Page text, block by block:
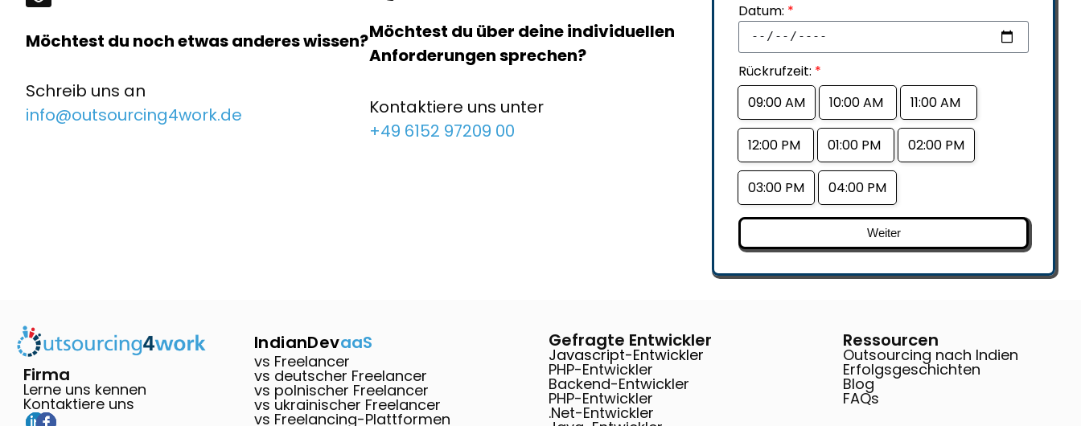
Möchtest du noch etwas anderes wissen?
Schreib uns an
info@outsourcing4work.de
Möchtest du über deine individuellen
Anforderungen sprechen?
Kontaktiere uns unter
+49 6152 97209 00
Datum: *
Rückrufzeit: *
09:00 AM
10:00 AM 11:00 AM
12:00 PM 01:00 PM 02:00 PM
03:00 PM 04:00 PM
Weiter
Firma
Lerne uns kennen
Kontaktiere uns
IndianDevaaS
vs Freelancer
vs deutscher Freelancer
vs polnischer Freelancer
vs ukrainischer Freelancer
vs Freelancing-Plattformen
Gefragte Entwickler
Javascript-Entwickler
PHP-Entwickler
Backend-Entwickler
PHP-Entwickler
.Net-Entwickler
Ressourcen
Outsourcing nach Indien
Erfolgsgeschichten
Blog
FAQs